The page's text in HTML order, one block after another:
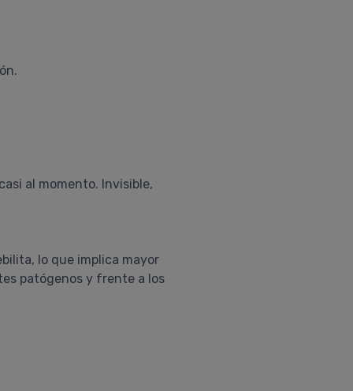
al momento. Invisible,
lo que implica mayor
patógenos y frente a los